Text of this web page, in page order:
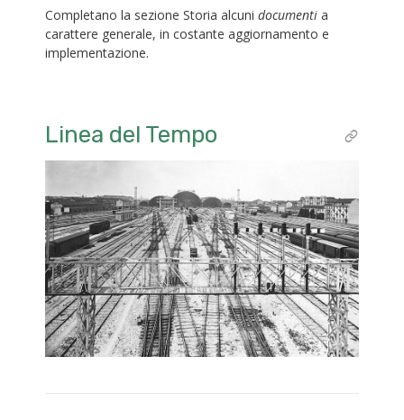
Completano la sezione Storia alcuni documenti a
carattere generale, in costante aggiornamento e
implementazione.
Linea del Tempo